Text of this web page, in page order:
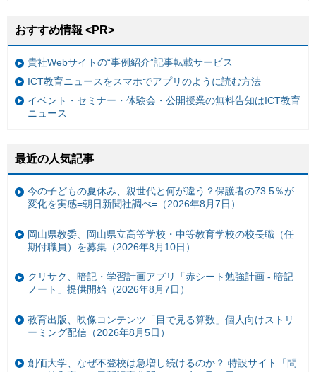
おすすめ情報 <PR>
貴社Webサイトの“事例紹介”記事転載サービス
ICT教育ニュースをスマホでアプリのように読む方法
イベント・セミナー・体験会・公開授業の無料告知はICT教育
ニュース
最近の人気記事
今の子どもの夏休み、親世代と何が違う？保護者の73.5％が
変化を実感=朝日新聞社調べ=（2026年8月7日）
岡山県教委、岡山県立高等学校・中等教育学校の校長職（任
期付職員）を募集（2026年8月10日）
クリサク、暗記・学習計画アプリ「赤シート勉強計画 - 暗記
ノート」提供開始（2026年8月7日）
教育出版、映像コンテンツ「目で見る算数」個人向けストリ
ーミング配信（2026年8月5日）
創価大学、なぜ不登校は急増し続けるのか？ 特設サイト「問